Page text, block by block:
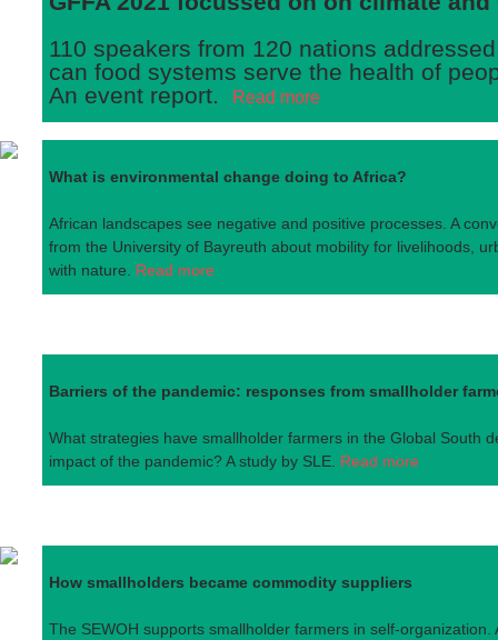
110 speakers from 120 nations
can food systems serve the health of
An event report.
Read more
What is environmental change doing to Africa?
African landscapes see negative and positive processes. A
from the University of Bayreuth about mobility for livelihoods,
with nature. Read more
Barriers of the pandemic: responses from smallholder
What strategies have smallholder farmers in the Global South
impact of the pandemic? A study by SLE. Read more
How smallholders became commodity suppliers
The SEWOH supports smallholder farmers in self-organization.